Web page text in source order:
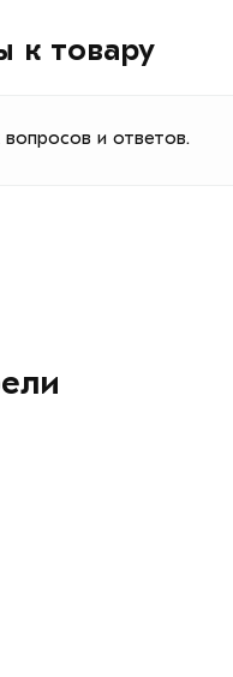
к товару
вопросов и ответов.